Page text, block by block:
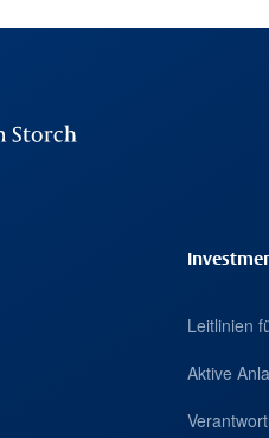
Leitlinien
Aktive